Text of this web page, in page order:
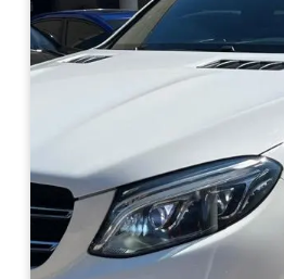
Haz clic aquí